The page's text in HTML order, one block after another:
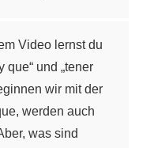
Video lernst du
que“ und „tener
wir mit der
werden auch
was sind